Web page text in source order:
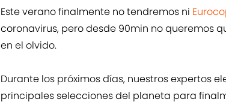
Este verano finalmente no tendremos ni
coronavirus, pero desde 90min no queremos
en el olvido.
Durante los próximos días, nuestros expertos
principales selecciones del planeta para